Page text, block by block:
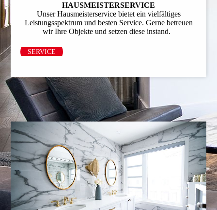
HAUSMEISTER­SERVICE
Unser Hausmeisterservice bietet ein viel­fältiges
Leistungsspektrum und besten Service. Gerne betreuen
wir Ihre Objekte und setzen diese instand.
SERVICE